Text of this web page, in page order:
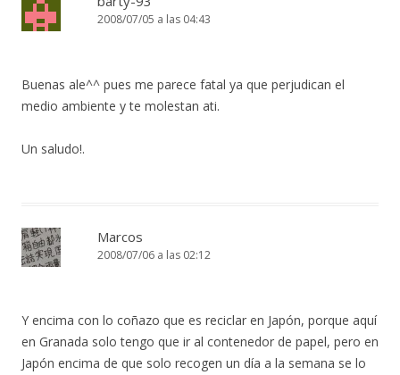
2008/07/05 a las 04:43
Buenas ale^^ pues me parece fatal ya que perjudican el
medio ambiente y te molestan ati.
Un saludo!.
Marcos
2008/07/06 a las 02:12
Y encima con lo coñazo que es reciclar en Japón, porque aquí
en Granada solo tengo que ir al contenedor de papel, pero en
Japón encima de que solo recogen un día a la semana se lo